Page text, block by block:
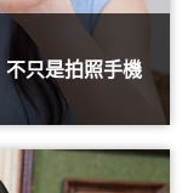
只是拍照手機